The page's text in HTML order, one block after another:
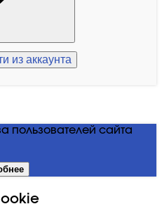
из аккаунта
пользователей сайта